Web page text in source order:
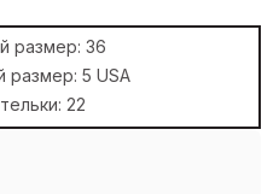
размер: 36
размер: 5 USA
22